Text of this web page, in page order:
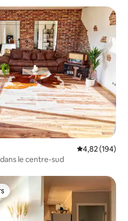
Évaluation
4,82 (194)
le centre-sud